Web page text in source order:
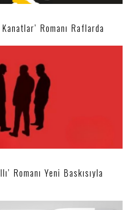
Kanatlar’ Romanı Raflarda
Romanı Yeni Baskısıyla